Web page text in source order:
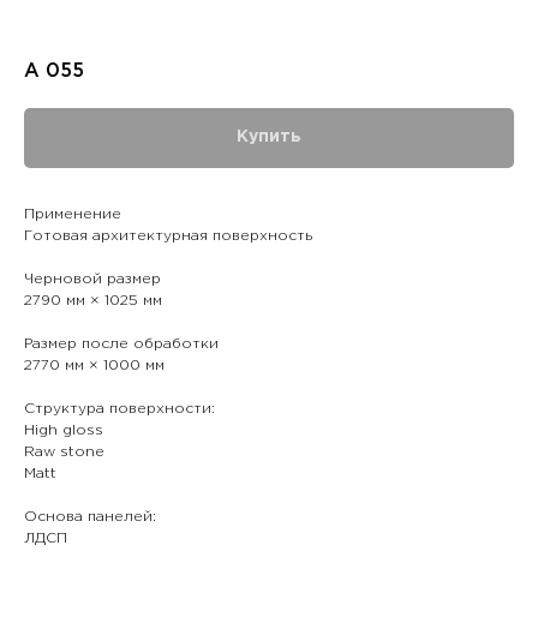
A 055
Купить
Применение
Готовая архитектурная поверхность
Черновой размер
2790 мм × 1025 мм
Размер после обработки
2770 мм × 1000 мм
Структура поверхности:
High gloss
Raw stone
Matt
Основа панелей:
ЛДСП